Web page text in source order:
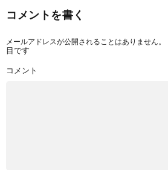
コメントを書く
メールアドレスが公開されることはありません。
目です
コメント